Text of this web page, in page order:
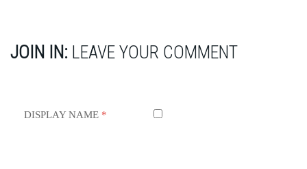
JOIN IN: LEAVE YOUR COMMENT
DISPLAY NAME *